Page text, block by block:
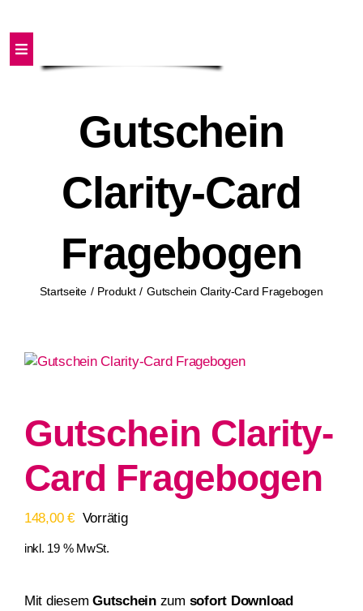
springen
Toggle
Navigation
Erstelle deine Clarity-Card
Für wen sinnvoll?
Produkte
Warenkorb
Gutschein
Clarity-Card
Fragebogen
Startseite Produkt Gutschein Clarity-Card Fragebogen
Gutschein Clarity-
Card Fragebogen
148,00€ Vorrätig
inkl. 19 % MwSt.
Mit diesemGutscheinzum sofort Download